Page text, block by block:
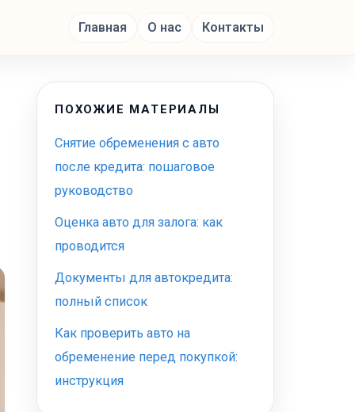
Главная О нас Контакты
ПОХОЖИЕ МАТЕРИАЛЫ
Снятие обременения с авто
после кредита: пошаговое
руководство
Оценка авто для залога: как
проводится
Документы для автокредита:
полный список
Как проверить авто на
обременение перед покупкой:
инструкция